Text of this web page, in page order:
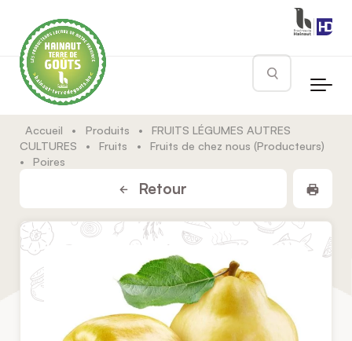
Rechercher
Accueil • Produits •
FRUITS LÉGUMES AUTRES
CULTURES
• Fruits •
Fruits de chez nous (Producteurs)
•
Poires
Retour